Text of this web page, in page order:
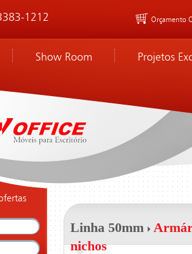
1212 Orçamento
Show Room Projetos
Linha 50mm
nichos